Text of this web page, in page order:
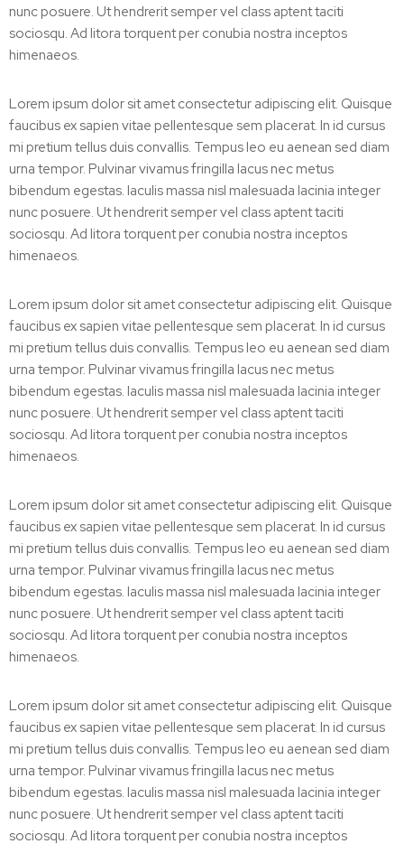
nunc posuere. Ut hendrerit semper vel class aptent taciti
sociosqu. Ad litora torquent per conubia nostra inceptos
himenaeos.
Lorem ipsum dolor sit amet consectetur adipiscing elit. Quisque
faucibus ex sapien vitae pellentesque sem placerat. In id cursus
mi pretium tellus duis convallis. Tempus leo eu aenean sed diam
urna tempor. Pulvinar vivamus fringilla lacus nec metus
bibendum egestas. Iaculis massa nisl malesuada lacinia integer
nunc posuere. Ut hendrerit semper vel class aptent taciti
sociosqu. Ad litora torquent per conubia nostra inceptos
himenaeos.
Lorem ipsum dolor sit amet consectetur adipiscing elit. Quisque
faucibus ex sapien vitae pellentesque sem placerat. In id cursus
mi pretium tellus duis convallis. Tempus leo eu aenean sed diam
urna tempor. Pulvinar vivamus fringilla lacus nec metus
bibendum egestas. Iaculis massa nisl malesuada lacinia integer
nunc posuere. Ut hendrerit semper vel class aptent taciti
sociosqu. Ad litora torquent per conubia nostra inceptos
himenaeos.
Lorem ipsum dolor sit amet consectetur adipiscing elit. Quisque
faucibus ex sapien vitae pellentesque sem placerat. In id cursus
mi pretium tellus duis convallis. Tempus leo eu aenean sed diam
urna tempor. Pulvinar vivamus fringilla lacus nec metus
bibendum egestas. Iaculis massa nisl malesuada lacinia integer
nunc posuere. Ut hendrerit semper vel class aptent taciti
sociosqu. Ad litora torquent per conubia nostra inceptos
himenaeos.
Lorem ipsum dolor sit amet consectetur adipiscing elit. Quisque
faucibus ex sapien vitae pellentesque sem placerat. In id cursus
mi pretium tellus duis convallis. Tempus leo eu aenean sed diam
urna tempor. Pulvinar vivamus fringilla lacus nec metus
bibendum egestas. Iaculis massa nisl malesuada lacinia integer
nunc posuere. Ut hendrerit semper vel class aptent taciti
sociosqu. Ad litora torquent per conubia nostra inceptos